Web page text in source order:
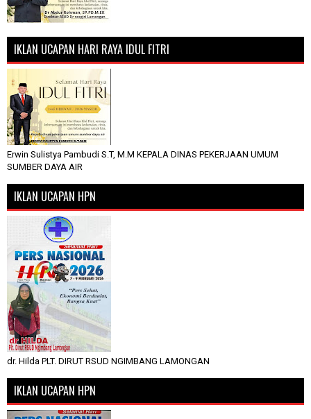
IKLAN UCAPAN HARI RAYA IDUL FITRI
Erwin Sulistya Pambudi S.T, M.M KEPALA DINAS PEKERJAAN UMUM
SUMBER DAYA AIR
IKLAN UCAPAN HPN
dr. Hilda PLT. DIRUT RSUD NGIMBANG LAMONGAN
IKLAN UCAPAN HPN